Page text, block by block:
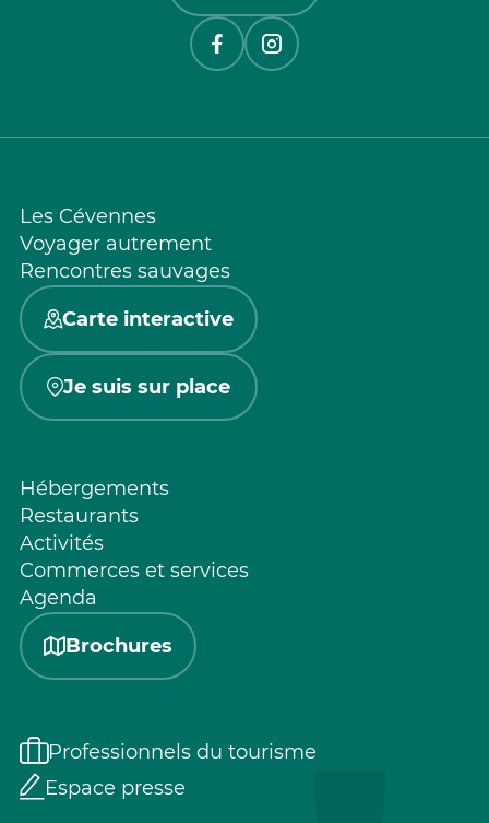
Les Cévennes
Voyager autrement
Rencontres sauvages
Carte interactive
Je suis sur place
Hébergements
Restaurants
Activités
Commerces et services
Agenda
Brochures
Professionnels du tourisme
Espace presse